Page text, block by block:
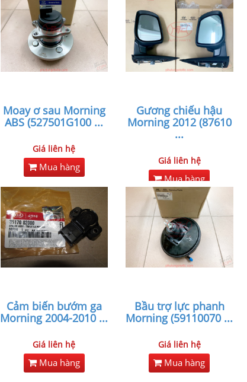
Moay ơ sau Morning
ABS (527501G100 ...
Giá liên hệ
Mua hàng
Gương chiếu hậu
Morning 2012 (87610
...
Giá liên hệ
Mua hàng
Cảm biến bướm ga
Morning 2004-2010 ...
Giá liên hệ
Mua hàng
Bầu trợ lực phanh
Morning (59110070 ...
Giá liên hệ
Mua hàng